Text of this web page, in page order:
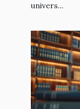
univers...